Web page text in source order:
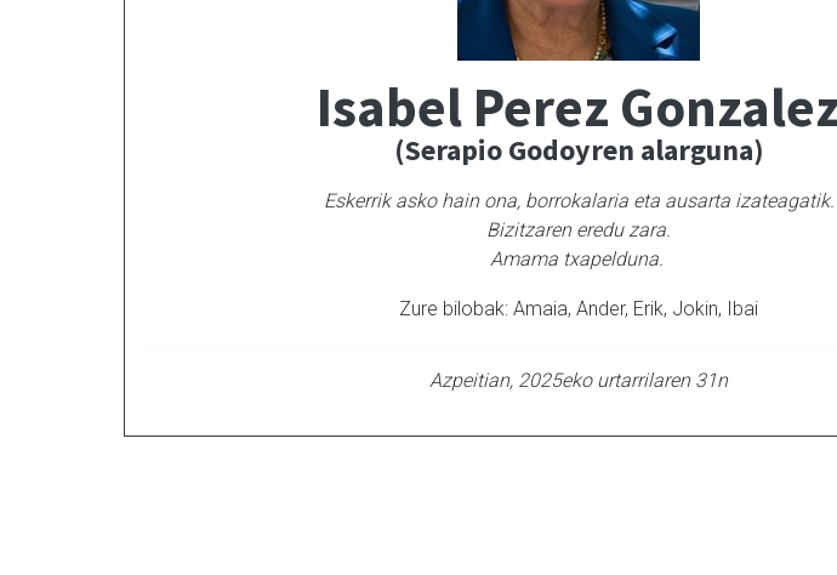
Isabel Perez
(Serapio Godoyren alarguna)
Eskerrik asko hain ona, borrokalaria eta ausarta izateagatik.
Bizitzaren eredu zara.
Amama txapelduna.
Zure bilobak: Amaia, Ander, Erik, Jokin, Ibai
Azpeitian, 2025eko urtarrilaren 31n